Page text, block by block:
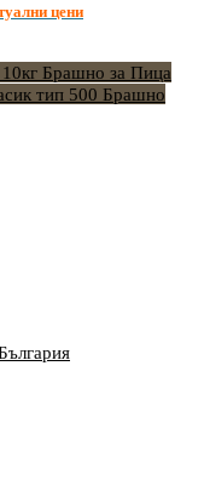
цени
Брашно за Пица
Брашно